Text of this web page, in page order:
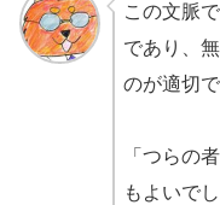
この文脈
であり、
のが適切で
「つらの
もよいでし